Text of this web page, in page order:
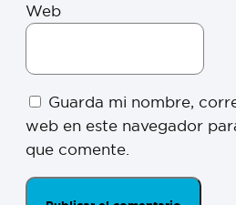
Web
Guarda mi nombre,
web en este navegador
que comente.